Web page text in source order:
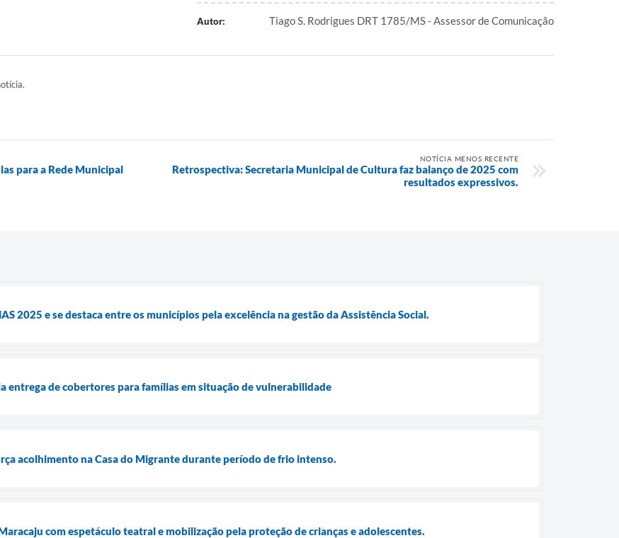
Autor: Tiago S. Rodrigues DRT 1785/MS - Assessor de Comunicação
para a Rede Municipal
NOTÍCIA MENOS RECENTE
Retrospectiva: Secretaria Municipal de Cultura faz balanço de 2025 com
resultados expressivos.
2025 e se destaca entre os municípios pela excelência na gestão da Assistência Social.
entrega de cobertores para famílias em situação de vulnerabilidade
acolhimento na Casa do Migrante durante período de frio intenso.
com espetáculo teatral e mobilização pela proteção de crianças e adolescentes.